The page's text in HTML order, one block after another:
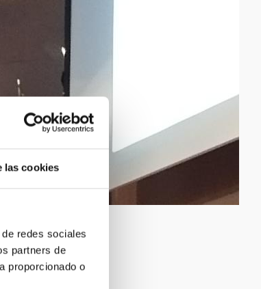
las cookies
redes sociales
partners de
proporcionado o